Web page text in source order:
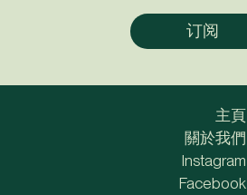
主頁
關於我們
Instagram
Facebook